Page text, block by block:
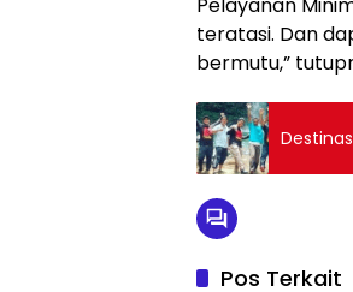
teratasi. Dan
bermutu,”
Pos Terkait